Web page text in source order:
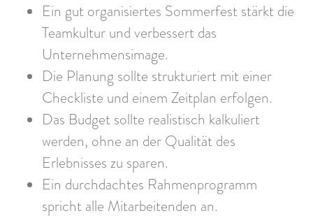
Ein gut organisiertes Sommerfest stärkt die
Teamkultur und verbessert das
Unternehmensimage.
Die Planung sollte strukturiert mit einer
Checkliste und einem Zeitplan erfolgen.
Das Budget sollte realistisch kalkuliert
werden, ohne an der Qualität des
Erlebnisses zu sparen.
Ein durchdachtes Rahmenprogramm
spricht alle Mitarbeitenden an.